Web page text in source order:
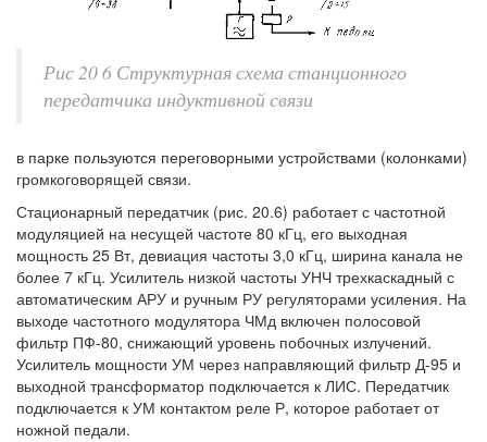
Рис 20 6 Структурная схема станционного
передатчика индуктивной связи
в парке пользуются переговорными устройствами (колонками)
громкоговорящей связи.
Стационарный передатчик (рис. 20.6) работает с частотной
модуляцией на несущей частоте 80 кГц, его выходная
мощность 25 Вт, девиация частоты 3,0 кГц, ширина канала не
более 7 кГц. Усилитель низкой частоты УНЧ трехкаскадный с
автоматическим АРУ и ручным РУ регуляторами усиления. На
выходе частотного модулятора ЧМд включен полосовой
фильтр ПФ-80, снижающий уровень побочных излучений.
Усилитель мощности УМ через направляющий фильтр Д-95 и
выходной трансформатор подключается к ЛИС. Передатчик
подключается к УМ контактом реле Р, которое работает от
ножной педали.